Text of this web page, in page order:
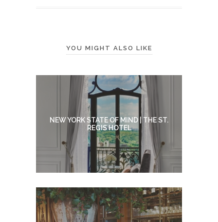
YOU MIGHT ALSO LIKE
NEW YORK STATE OF MIND | THE ST.
REGIS HOTEL